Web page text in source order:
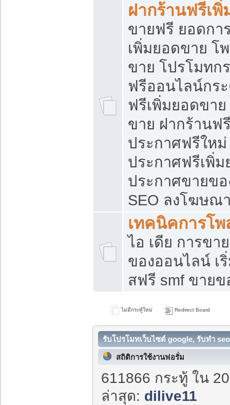
ฝากร้านฟรีเ
ขายฟรี ยอดกา
เพิ่มยอดขาย โ
ขาย โปรโมทก
ฟรีออนไลน์กร
ฟรีเพิ่มยอดขา
ขาย ฝากร้านฟ
ประกาศฟรีใหม่
ประกาศฟรีเพิ่
ประกาศขายข
SEO ลงโฆษณ
เทคนิคการโ
ไอ เดีย การขา
ของออนไลน์ เ
สฟรี smf ขาย
ไม่มีกระทู้ใหม่ Redirect Board
รับโปรโมทเว็บไซต์ google, รับทำ
สถิติการใช้งานฟอรั่ม
611866 กระทู้ ใน
ล่าสุด: dilive11